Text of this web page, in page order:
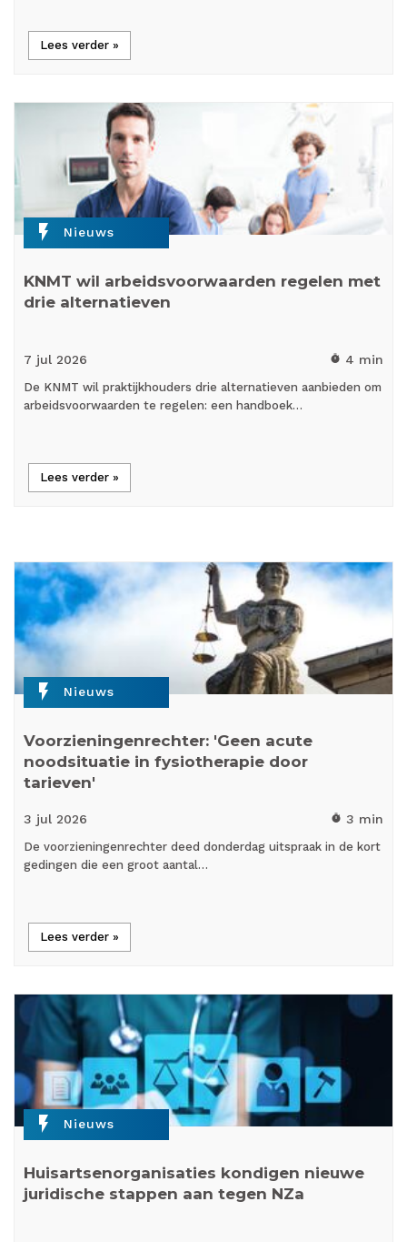
Lees verder »
flash_on Nieuws
KNMT wil arbeidsvoorwaarden regelen met
drie alternatieven
7 jul 2026 timer 4 min
De KNMT wil praktijkhouders drie alternatieven aanbieden om
arbeidsvoorwaarden te regelen: een handboek…
Lees verder »
flash_on Nieuws
Voorzieningenrechter: 'Geen acute
noodsituatie in fysiotherapie door
tarieven'
3 jul 2026 timer 3 min
De voorzieningenrechter deed donderdag uitspraak in de kort
gedingen die een groot aantal…
Lees verder »
flash_on Nieuws
Huisartsenorganisaties kondigen nieuwe
juridische stappen aan tegen NZa